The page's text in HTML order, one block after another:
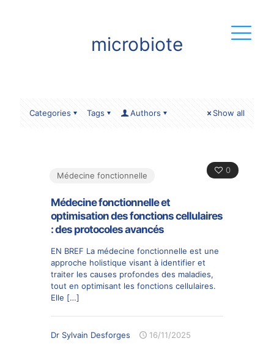
microbiote
Categories Tags Authors Show all
0
Médecine fonctionnelle
Médecine fonctionnelle et
optimisation des fonctions cellulaires
: des protocoles avancés
EN BREF La médecine fonctionnelle est une
approche holistique visant à identifier et
traiter les causes profondes des maladies,
tout en optimisant les fonctions cellulaires.
Elle […]
Dr Sylvain Desforges 16/11/2025